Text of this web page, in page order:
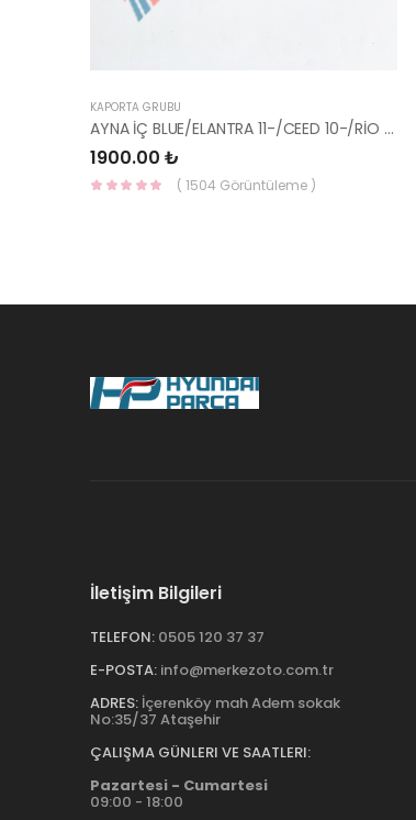
KAPORTA GRUBU
AYNA İÇ BLUE/ELANTRA 11-/CEED 10-/RİO 12-/SPORTAGE 11- 85101-3X100-HMC
1900.00 ₺
( 1504 Görüntüleme )
İletişim Bilgileri
TELEFON: 0505 120 37 37
E-POSTA: info@merkezoto.com.tr
ADRES: İçerenköy mah Adem sokak
No:35/37 Ataşehir
ÇALIŞMA GÜNLERI VE SAATLERI:
Pazartesi - Cumartesi
09:00 - 18:00